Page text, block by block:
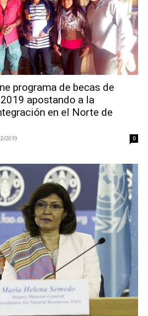
programa de becas de
apostando a la
en el Norte de
2019 0